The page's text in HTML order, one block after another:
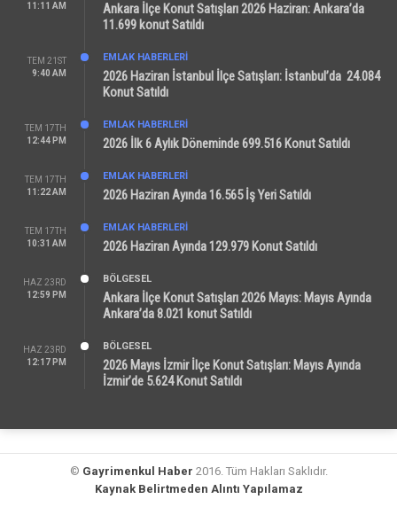
11:11 AM
Ankara İlçe Konut Satışları 2026 Haziran: Ankara’da
11.699 konut Satıldı
TEM 21ST
9:40 AM
EMLAK HABERLERI
2026 Haziran İstanbul İlçe Satışları: İstanbul’da 24.084
Konut Satıldı
TEM 17TH
12:44 PM
EMLAK HABERLERI
2026 İlk 6 Aylık Döneminde 699.516 Konut Satıldı
TEM 17TH
11:22 AM
EMLAK HABERLERI
2026 Haziran Ayında 16.565 İş Yeri Satıldı
TEM 17TH
10:31 AM
EMLAK HABERLERI
2026 Haziran Ayında 129.979 Konut Satıldı
HAZ 23RD
12:59 PM
BÖLGESEL
Ankara İlçe Konut Satışları 2026 Mayıs: Mayıs Ayında
Ankara’da 8.021 konut Satıldı
HAZ 23RD
12:17 PM
BÖLGESEL
2026 Mayıs İzmir İlçe Konut Satışları: Mayıs Ayında
İzmir’de 5.624 Konut Satıldı
© Gayrimenkul Haber 2016. Tüm Hakları Saklıdır.
Kaynak Belirtmeden Alıntı Yapılamaz